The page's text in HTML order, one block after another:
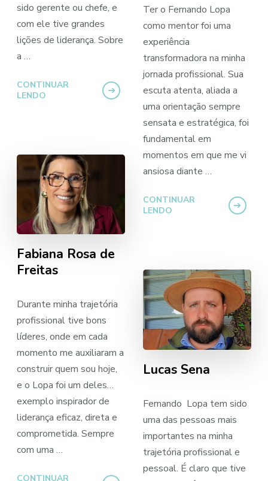
sido gerente ou chefe, e
com ele tive grandes
lições de liderança. Sobre
a …
CONTINUAR
LENDO
Ter o Fernando Lopa
como mentor foi uma
experiência
transformadora na minha
jornada profissional. Sua
escuta atenta, aliada a
uma orientação sempre
sensata e estratégica, foi
fundamental em
momentos em que me vi
ansiosa diante …
CONTINUAR
LENDO
Fabiana Rosa de
Freitas
Durante minha trajetória
profissional tive bons
líderes, onde em cada
momento me auxiliaram a
construir quem sou hoje,
e o Lopa foi um deles…
exemplo inspirador de
liderança eficaz, direta e
comprometida. Sempre
com uma …
CONTINUAR
Lucas Sena
Fernando Lopa tem sido
uma das pessoas mais
importantes na minha
trajetória profissional e
pessoal. É claro que tive